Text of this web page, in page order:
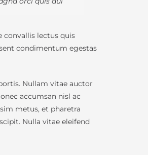
convallis lectus quis
condimentum egestas
Nullam vitae auctor
accumsan nisl ac
metus, et pharetra
Nulla vitae eleifend